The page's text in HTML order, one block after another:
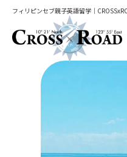
フィリピンセブ親子英語留学｜